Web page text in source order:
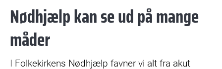
Nødhjælp kan se ud på mange
måder
I Folkekirkens Nødhjælp favner vi alt fra akut